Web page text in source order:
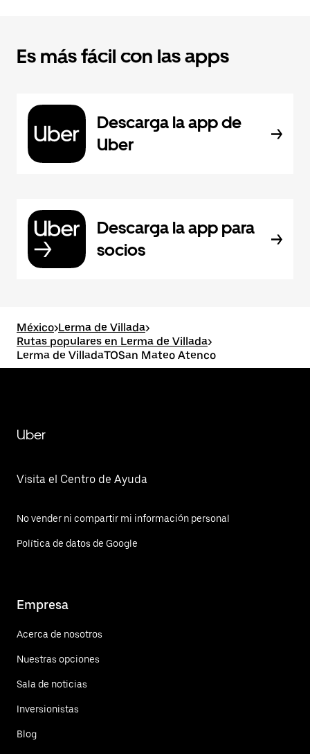
Es más fácil con las apps
Descarga la app de
Uber
Descarga la app para
socios
México>Lerma de Villada>
Rutas populares en Lerma de Villada>
Lerma de VilladaTOSan Mateo Atenco
Uber
Visita el Centro de Ayuda
No vender ni compartir mi información personal
Política de datos de Google
Empresa
Acerca de nosotros
Nuestras opciones
Sala de noticias
Inversionistas
Blog